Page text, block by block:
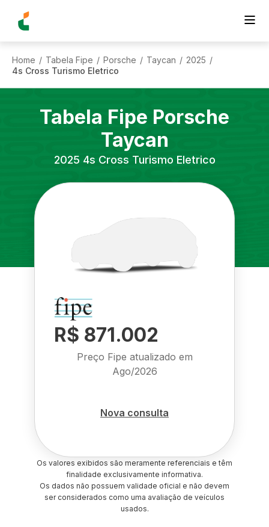
Home / Tabela Fipe / Porsche / Taycan / 2025 /
4s Cross Turismo Eletrico
Tabela Fipe Porsche
Taycan
2025 4s Cross Turismo Eletrico
R$ 871.002
Preço Fipe atualizado em
Ago/2026
Nova consulta
Os valores exibidos são meramente referenciais e têm
finalidade exclusivamente informativa.
Os dados não possuem validade oficial e não devem
ser considerados como uma avaliação de veículos
usados.